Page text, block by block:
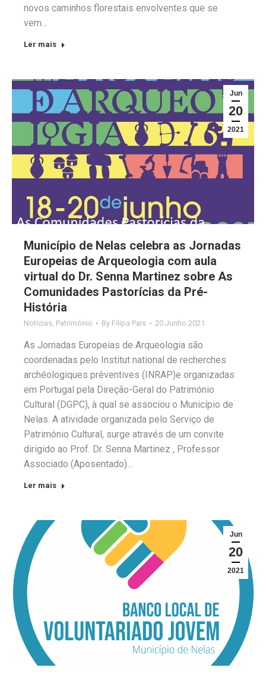
novos caminhos florestais envolventes que se
vem…
Ler mais
Jun
20
2021
Município de Nelas celebra as Jornadas
Europeias de Arqueologia com aula
virtual do Dr. Senna Martinez sobre As
Comunidades Pastorícias da Pré-
História
Notícias, Património By Filipa Pais 20 Junho 2021
As Jornadas Europeias de Arqueologia são
coordenadas pelo Institut national de recherches
archéologiques préventives (INRAP)e organizadas
em Portugal pela Direção-Geral do Património
Cultural (DGPC), à qual se associou o Município de
Nelas. A atividade organizada pelo Serviço de
Património Cultural, surge através de um convite
dirigido ao Prof. Dr. Senna Martinez , Professor
Associado (Aposentado)…
Ler mais
Jun
20
2021